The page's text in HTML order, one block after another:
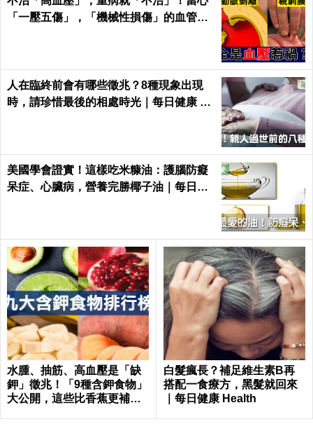
「一壓五傷」，「機械性損傷」的血管衝
人在臨終前會有哪些徵兆？8種現象出現
時，請珍惜最後的相處時光｜每日健康 He
美國學會證實！這樣吃米糠油：護腦防癡
呆症、心臟病，營養完勝椰子油｜每日健
水腫、抽筋、高血壓是「缺
鉀」徵兆！「9種含鉀食物」
大公開，這些比香蕉更補鉀
白髮瘋長？補足維生素B再
搭配一食療方，黑髮就回來
｜每日健康 Health